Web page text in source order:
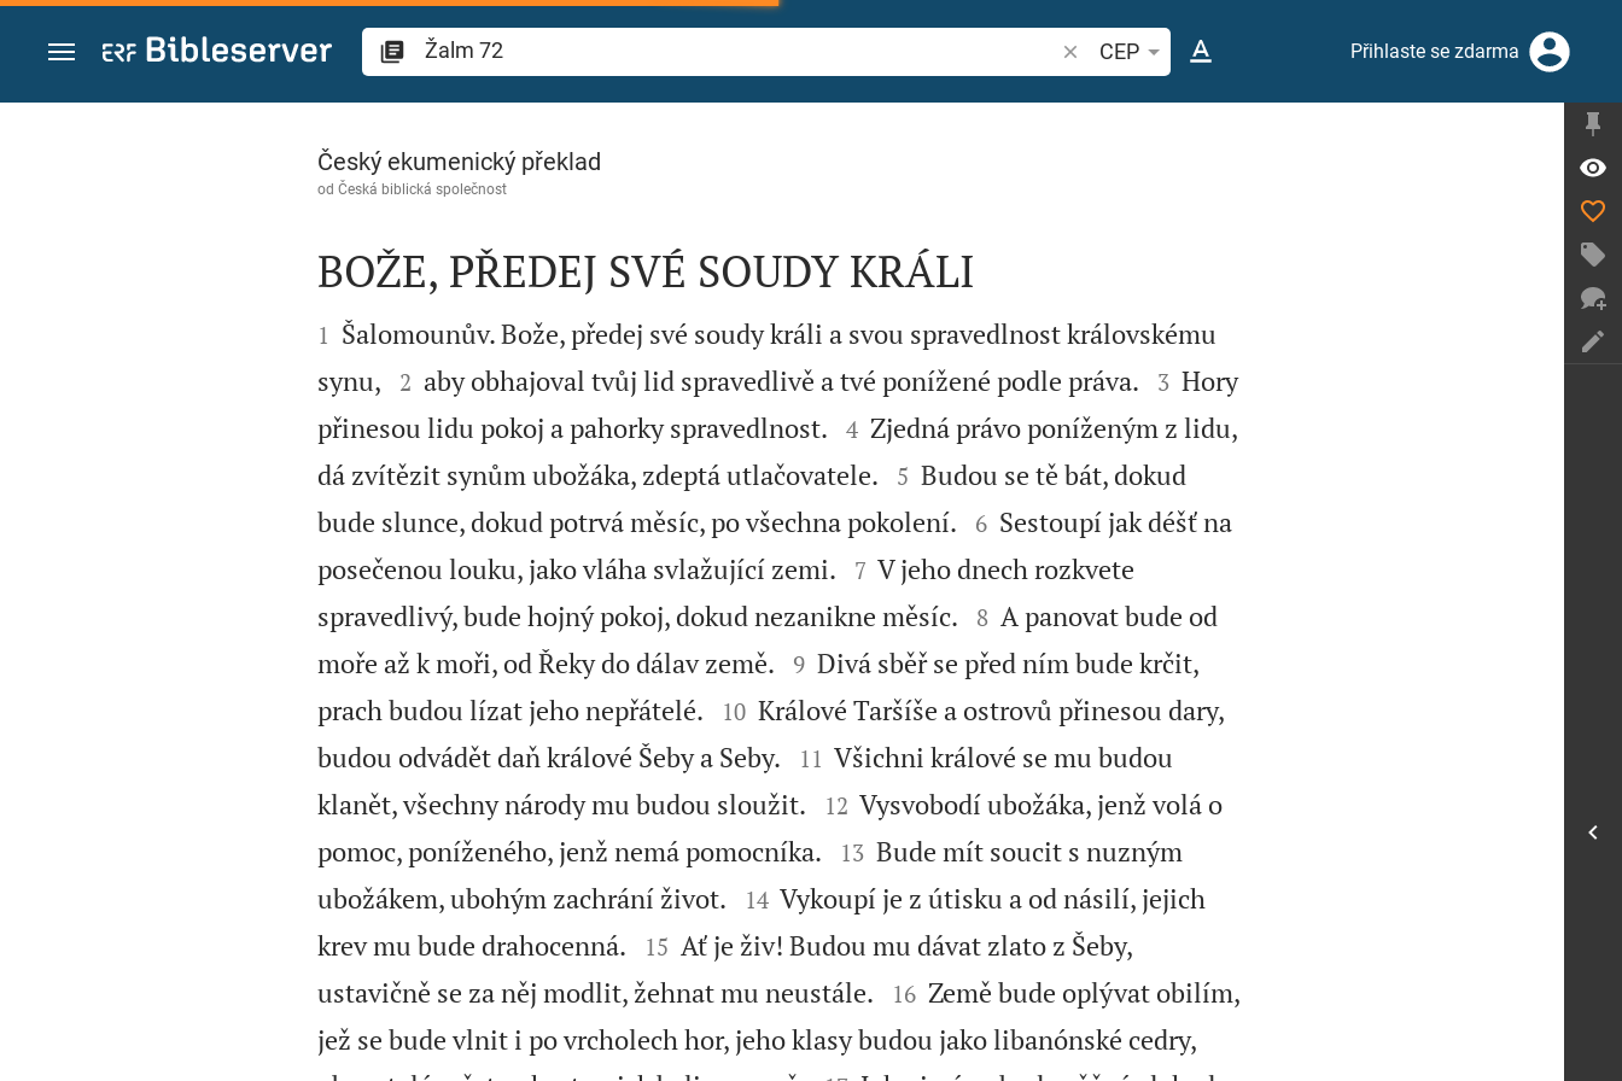
Přejít na obsah
Vyhledat biblický verš nebo slovo
CEP Přihlaste se zdarma
Žalm 72
Český ekumenický překlad
od Česká biblická společnost

BOŽE, PŘEDEJ SVÉ SOUDY KRÁLI

1 Šalomounův. Bože, předej své soudy králi a svou spravedlnost královskému
synu, 

2 aby obhajoval tvůj lid spravedlivě a tvé ponížené podle práva. 

3 Hory
přinesou lidu pokoj a pahorky spravedlnost. 

4 Zjedná právo poníženým z lidu,
dá zvítězit synům ubožáka, zdeptá utlačovatele. 

5 Budou se tě bát, dokud
bude slunce, dokud potrvá měsíc, po všechna pokolení. 

6 Sestoupí jak déšť na
posečenou louku, jako vláha svlažující zemi. 

7 V jeho dnech rozkvete
spravedlivý, bude hojný pokoj, dokud nezanikne měsíc. 

8 A panovat bude od
moře až k moři, od Řeky do dálav země. 

9 Divá sběř se před ním bude krčit,
prach budou lízat jeho nepřátelé.


10 Králové Taršíše a ostrovů přinesou dary,
budou odvádět daň králové Šeby a Seby.


11 Všichni králové se mu budou
klanět, všechny národy mu budou sloužit.


12 Vysvobodí ubožáka, jenž volá o
pomoc, poníženého, jenž nemá pomocníka.


13 Bude mít soucit s nuzným
ubožákem, ubohým zachrání život.


14 Vykoupí je z útisku a od násilí, jejich
krev mu bude drahocenná.


15 Ať je živ! Budou mu dávat zlato z Šeby,
ustavičně se za něj modlit, žehnat mu neustále.


16 Země bude oplývat obilím,
jež se bude vlnit i po vrcholech hor, jeho klasy budou jako libanónské cedry,